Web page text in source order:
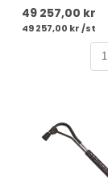
49 257,00 kr
49 257,00 kr /st